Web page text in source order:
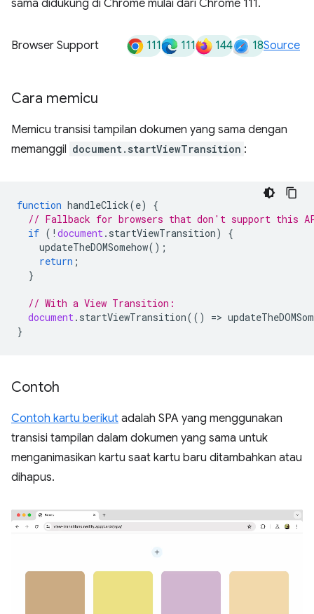
sama didukung di Chrome mulai dari Chrome 111.
Browser Support 111 111 144 18Source
Cara memicu
Memicu transisi tampilan dokumen yang sama dengan
memanggil document.startViewTransition :
function handleClick(e)
{
// Fallback for browsers that don't support this
if ( ! document. startViewTransition)
{
updateTheDOMSomehow();
return ;
}
// With a View Transition:
document. startViewTransition(() =>
}
Contoh
Contoh kartu berikut adalah SPA yang menggunakan
transisi tampilan dalam dokumen yang sama untuk
menganimasikan kartu saat kartu baru ditambahkan atau
dihapus.